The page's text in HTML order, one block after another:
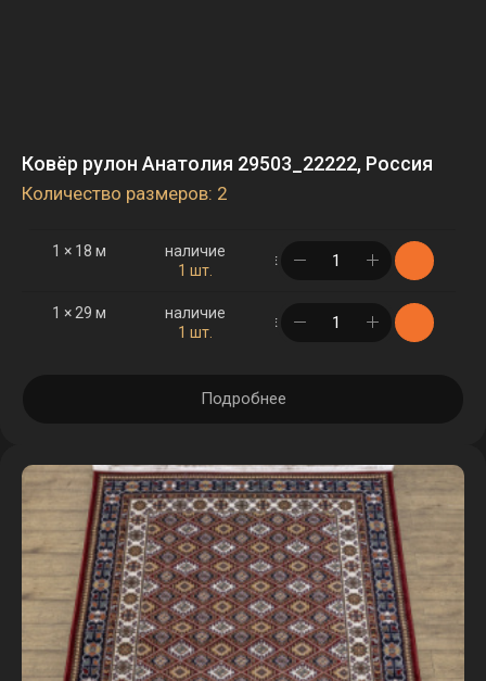
Ковёр рулон Анатолия 29503_22222, Россия
Количество размеров: 2
1 × 18 м
наличие
1 шт.
в корзине
1 × 29 м
наличие
1 шт.
в корзине
Подробнее